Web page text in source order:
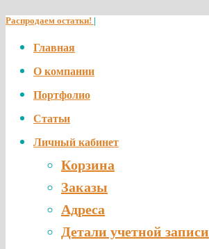
Распродаем остатки! |
Главная
О компании
Портфолио
Статьи
Личный кабинет
Корзина
Заказы
Адреса
Детали учетной записи